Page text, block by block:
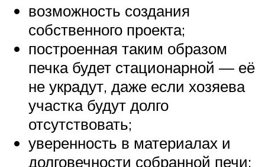
возможность создания
собственного проекта;
построенная таким образом
печка будет стационарной — её
не украдут, даже если хозяева
участка будут долго
отсутствовать;
уверенность в материалах и
долговечности собранной печи;